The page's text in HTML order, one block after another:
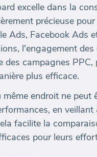
excelle dans la
précieuse
Ads, Facebook Ads
l'engagement
campagnes
plus efficace.
endroit ne peut
en
facilite la
pour leurs